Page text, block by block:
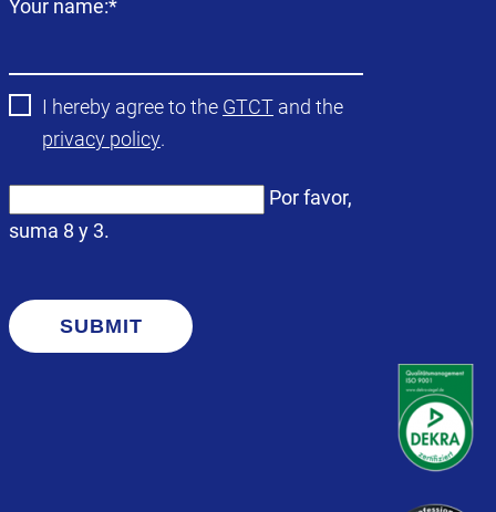
Campo
Your name:*
I hereby agree to the GTCT and the
privacy policy.
Por favor,
suma 8 y 3.
SUBMIT